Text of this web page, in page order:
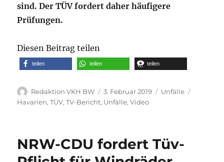
sind. Der TÜV fordert daher häufigere
Prüfungen.
Diesen Beitrag teilen
teilen teilen teilen
Autor
Redaktion VKH BW
Veröffentlicht
am
3. Februar 2019 Kategorien
Unfälle
Havarien,TÜV,TV-Bericht, Unfälle,Video
NRW-CDU fordert Tüv-